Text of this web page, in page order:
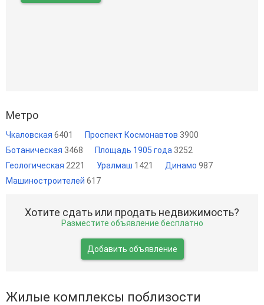
Метро
Чкаловская 6401 Проспект Космонавтов 3900
Ботаническая 3468 Площадь 1905 года 3252
Геологическая 2221 Уралмаш 1421 Динамо 987
Машиностроителей 617
Хотите сдать или продать недвижимость?
Разместите объявление бесплатно
Добавить объявление
Жилые комплексы поблизости